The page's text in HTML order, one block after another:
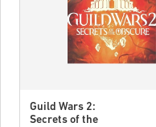
Guild Wars 2:
Secrets of the